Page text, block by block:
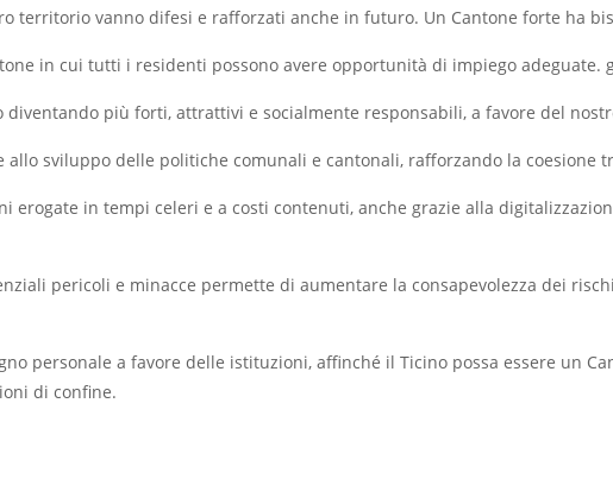
territorio vanno difesi e rafforzati anche in futuro. Un Cantone forte ha
in cui tutti i residenti possono avere opportunità di impiego adeguate.
diventando più forti, attrattivi e socialmente responsabili, a favore del
sviluppo delle politiche comunali e cantonali, rafforzando la coesione
erogate in tempi celeri e a costi contenuti, anche grazie alla
pericoli e minacce permette di aumentare la consapevolezza dei
personale a favore delle istituzioni, affinché il Ticino possa essere un
di confine.